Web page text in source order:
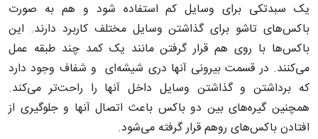
یک سبدتکی برای وسایل کم استفاده شود و هم به صورت
باکس‌های تاشو برای گذاشتن وسایل مختلف کاربرد دارند. این
باکس‌ها با روی هم قرار گرفتن مانند یک کمد چند طبقه عمل
می‌کنند. در قسمت بیرونی آنها دری شیشه‌ای و شفاف وجود دارد
که برداشتن و گذاشتن وسایل داخل آنها را راحت‌تر می‌کند.
همچنین گیره‌های بین دو باکس باعث اتصال آنها و جلوگیری از
افتادن باکس‌های روهم قرار گرفته می‌شود.